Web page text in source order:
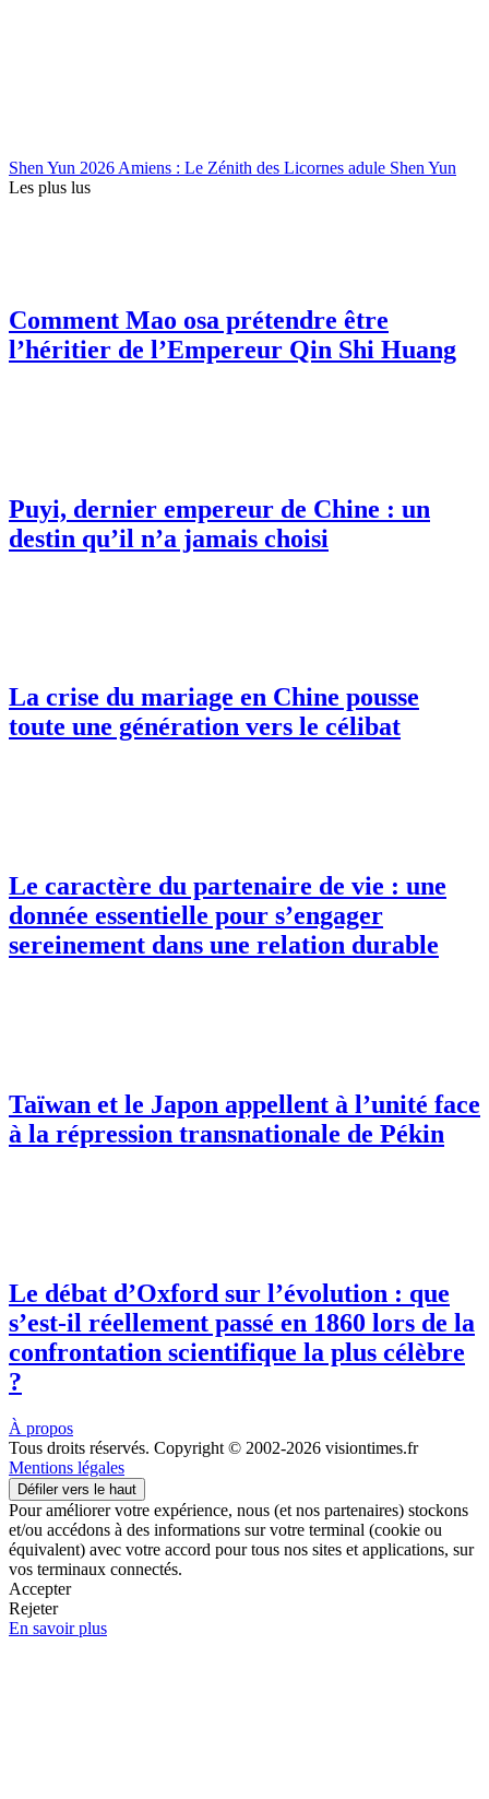
Shen Yun 2026 Amiens : Le Zénith des Licornes adule Shen Yun
Les plus lus
Comment Mao osa prétendre être
l’héritier de l’Empereur Qin Shi Huang
Puyi, dernier empereur de Chine : un
destin qu’il n’a jamais choisi
La crise du mariage en Chine pousse
toute une génération vers le célibat
Le caractère du partenaire de vie : une
donnée essentielle pour s’engager
sereinement dans une relation durable
Taïwan et le Japon appellent à l’unité face
à la répression transnationale de Pékin
Le débat d’Oxford sur l’évolution : que
s’est-il réellement passé en 1860 lors de la
confrontation scientifique la plus célèbre
?
À propos
Tous droits réservés. Copyright © 2002-2026 visiontimes.fr
Mentions légales
Défiler vers le haut
Pour améliorer votre expérience, nous (et nos partenaires) stockons
et/ou accédons à des informations sur votre terminal (cookie ou
équivalent) avec votre accord pour tous nos sites et applications, sur
vos terminaux connectés.
Accepter
Rejeter
En savoir plus